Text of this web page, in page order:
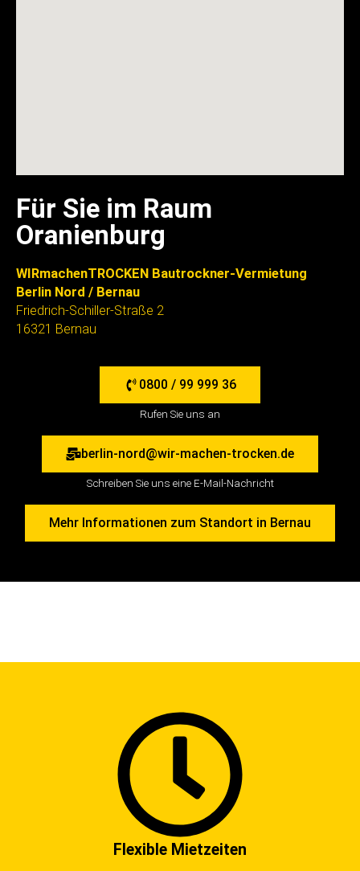
Für Sie im Raum
Oranienburg
WIRmachenTROCKEN Bautrockner-Vermietung
Berlin Nord / Bernau
Friedrich-Schiller-Straße 2
16321 Bernau
0800 / 99 999 36
Rufen Sie uns an
berlin-nord@wir-machen-trocken.de
Schreiben Sie uns eine E-Mail-Nachricht
Mehr Informationen zum Standort in Bernau
Flexible Mietzeiten